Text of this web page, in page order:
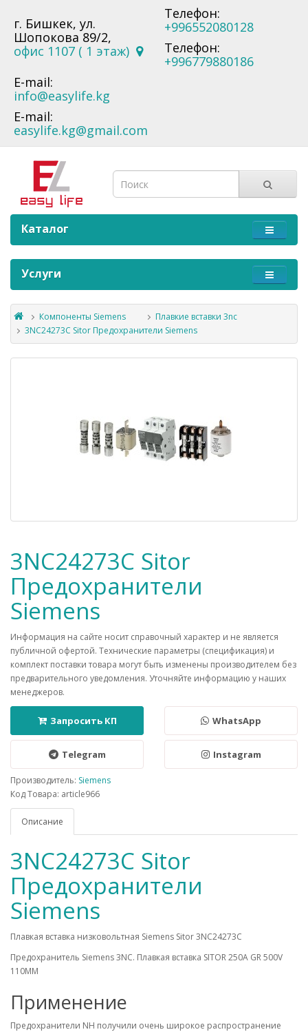
г. Бишкек, ул.
Шопокова 89/2,
офис 1107 ( 1 этаж)
Телефон:
+996552080128
Телефон:
+996779880186
E-mail:
info@easylife.kg
E-mail:
easylife.kg@gmail.com
Каталог
Услуги
Компоненты Siemens
Плавкие вставки 3nc
3NC24273C Sitor Предохранители Siemens
3NC24273C Sitor
Предохранители
Siemens
Информация на сайте носит справочный характер и не является
публичной офертой. Технические параметры (спецификация) и
комплект поставки товара могут быть изменены производителем без
предварительного уведомления. Уточняйте информацию у наших
менеджеров.
Запросить КП WhatsApp
Telegram Instagram
Производитель: Siemens
Код Товара: article966
Описание
3NC24273C Sitor
Предохранители
Siemens
Плавкая вставка низковольтная Siemens Sitor 3NC24273C
Предохранитель Siemens 3NC. Плавкая вставка SITOR 250A GR 500V
110MM
Применение
Предохранители NH получили очень широкое распространение